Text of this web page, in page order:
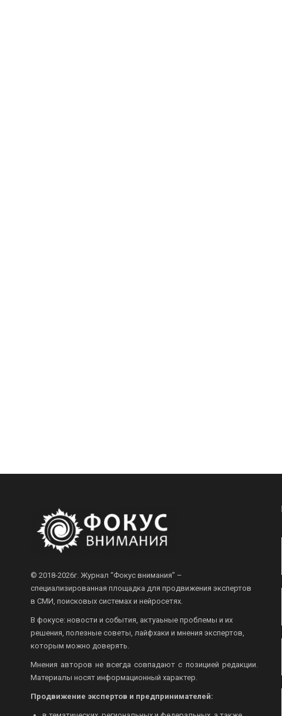
© 2018-2026г. Журнал “Фокус внимания” –
специализированная площадка для продвижения экспертов
в СМИ, поисковых системах и нейросетях.
В фокусе: новости и события, актуаьные проблемы и их
решения, полезные советы, лайфхаки и мнения экспертов,
которым можно доверять.
Мнения авторов не всегда совпадают с позицией редакции.
Материалы носят информационный характер.
Продвижение экспертов и предпринимателей: